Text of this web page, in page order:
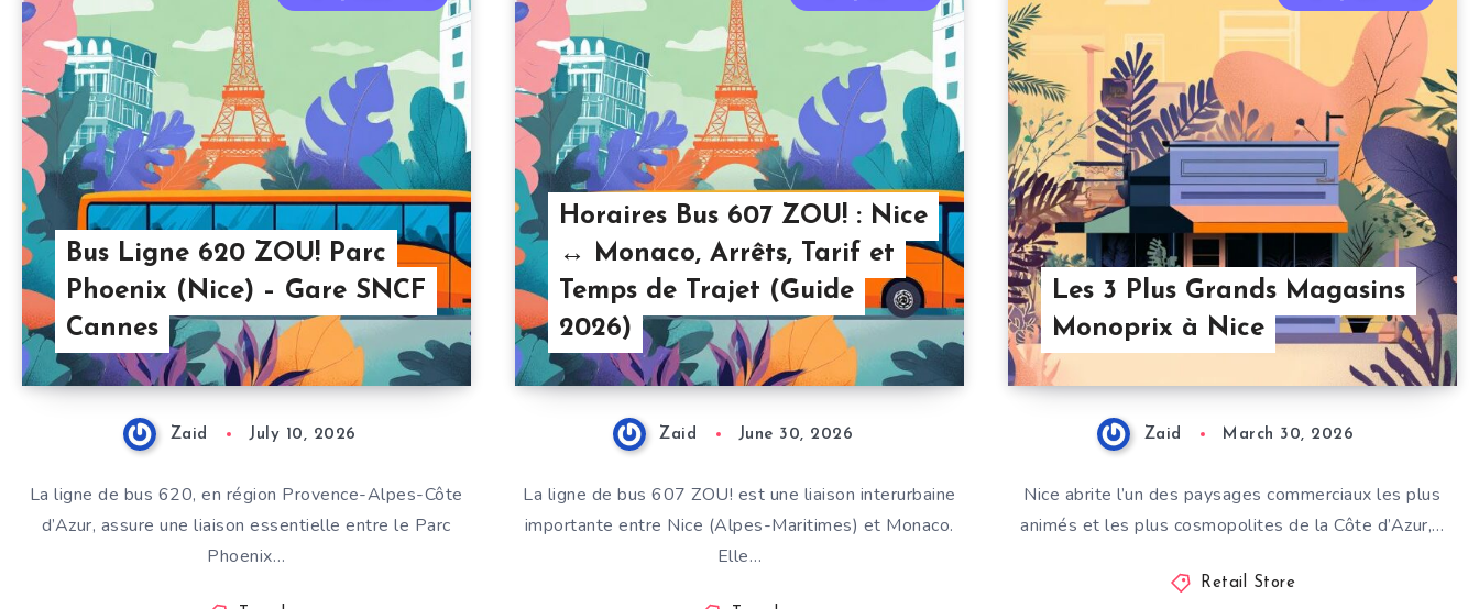
Bus Ligne 620 ZOU! Parc
Phoenix (Nice) – Gare SNCF
Cannes
Zaid July 10, 2026
La ligne de bus 620, en région Provence-Alpes-Côte
d’Azur, assure une liaison essentielle entre le Parc
Phoenix…
Horaires Bus 607 ZOU! : Nice
↔ Monaco, Arrêts, Tarif et
Temps de Trajet (Guide
2026)
Zaid June 30, 2026
La ligne de bus 607 ZOU! est une liaison interurbaine
importante entre Nice (Alpes-Maritimes) et Monaco.
Elle…
Les 3 Plus Grands Magasins
Monoprix à Nice
Zaid March 30, 2026
Nice abrite l’un des paysages commerciaux les plus
animés et les plus cosmopolites de la Côte d’Azur,…
Retail Store